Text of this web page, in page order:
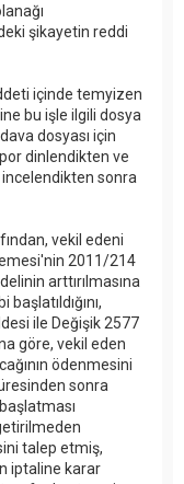
şikayetin reddi
içinde temyizen
bu işle ilgili dosya
dosyası için
dinlendikten ve
sonra
vekil edeni
2011/214
arttırılmasına
ile Değişik 2577
göre, vekil eden
ödenmesini
sonra
talep etmiş,
iptaline karar